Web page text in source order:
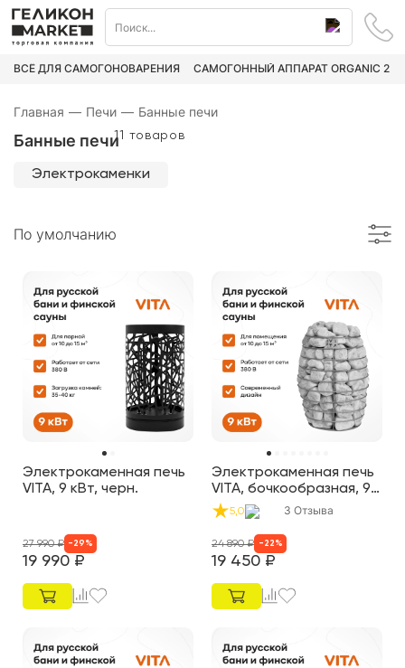
ВСЁ ДЛЯ САМОГОНОВАРЕНИЯ САМОГОННЫЙ АППАРАТ ORGANIC 2
Главная — Печи — Банные печи
Банные печи11 товаров
Электрокаменки
По умолчанию
Электрокаменная печь
VITA, 9 кВт, черн.
19 990 ₽
27 990₽ - 29 %
Электрокаменная печь
VITA, бочкообразная, 9
кВт, нерж.
5,0 3 Отзыва
19 450 ₽
24 890₽ - 22 %